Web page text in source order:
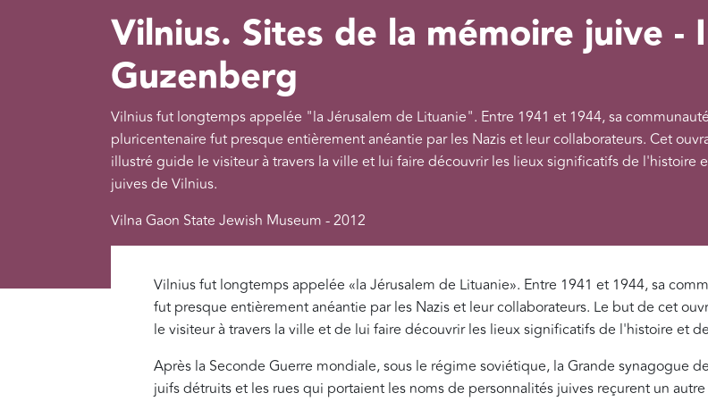
Vilnius. Sites de la mémoire juive -
Guzenberg
Vilnius fut longtemps appelée "la Jérusalem de Lituanie". Entre 1941 et 1944, sa
pluricentenaire fut presque entièrement anéantie par les Nazis et leur collaborateurs. Cet
illustré guide le visiteur à travers la ville et lui faire découvrir les lieux significatifs de l'histoire
juives de Vilnius.
Vilna Gaon State Jewish Museum - 2012
Vilnius fut longtemps appelée «la Jérusalem de Lituanie». Entre 1941 et 1944, sa
fut presque entièrement anéantie par les Nazis et leur collaborateurs. Le but de cet
le visiteur à travers la ville et de lui faire découvrir les lieux significatifs de l'histoire et
Après la Seconde Guerre mondiale, sous le régime soviétique, la Grande synagogue
juifs détruits et les rues qui portaient les noms de personnalités juives reçurent un